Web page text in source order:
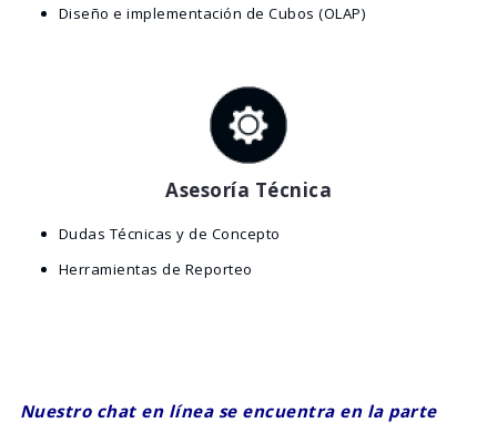
Diseño e implementación de Cubos (OLAP)
Asesoría Técnica
Dudas Técnicas y de Concepto
Herramientas de Reporteo
Nuestro chat en línea se encuentra en la parte